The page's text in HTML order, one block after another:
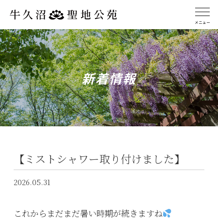
メニュー
新着情報
【ミストシャワー取り付けました】
2026.05.31
これからまだまだ暑い時期が続きますね